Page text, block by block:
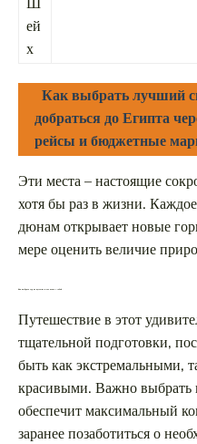
ей
х
Как выбрать лучший
добраться до Египта
рейсы и бюджетные
Эти места – настоящие
хотя бы раз в жизни.
дюнам открывает новые
мере оценить величие
Как выбрать тур по пустыне и что взять с собой
Путешествие в этот
тщательной подготовки,
быть как экстремальными,
красивыми. Важно выбрать
обеспечит максимальный
заранее позаботиться о